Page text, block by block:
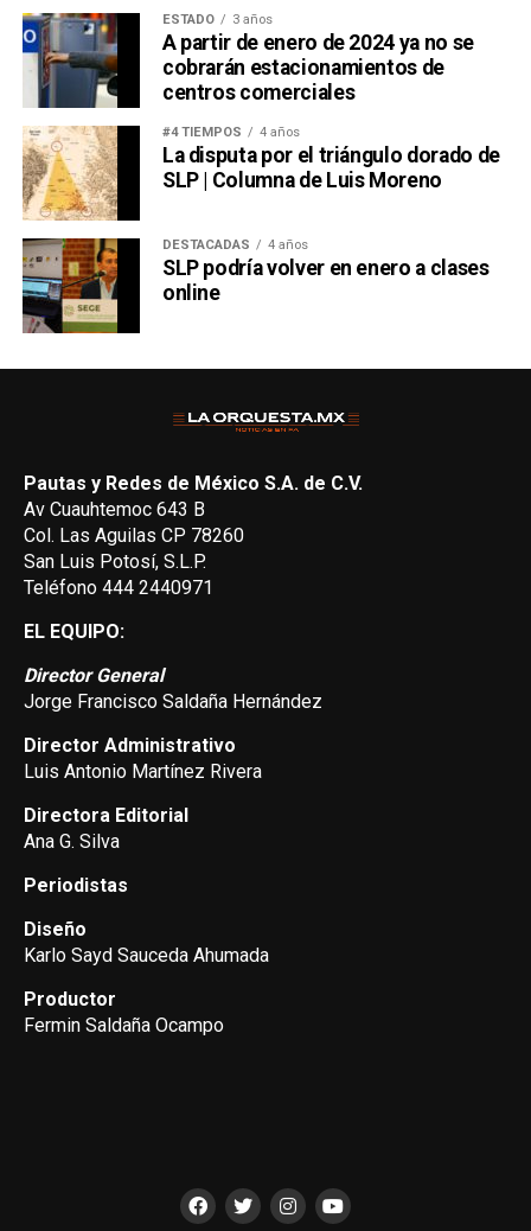
ESTADO 3 años
A partir de enero de 2024 ya no se
cobrarán estacionamientos de
centros comerciales
#4 TIEMPOS 4 años
La disputa por el triángulo dorado de
SLP | Columna de Luis Moreno
DESTACADAS 4 años
SLP podría volver en enero a clases
online
Pautas y Redes de México S.A. de C.V.
Av Cuauhtemoc 643 B
Col. Las Aguilas CP 78260
San Luis Potosí, S.L.P.
Teléfono 444 2440971
EL EQUIPO:
Director General
Jorge Francisco Saldaña Hernández
Director Administrativo
Luis Antonio Martínez Rivera
Directora Editorial
Ana G. Silva
Periodistas
Diseño
Karlo Sayd Sauceda Ahumada
Productor
Fermin Saldaña Ocampo